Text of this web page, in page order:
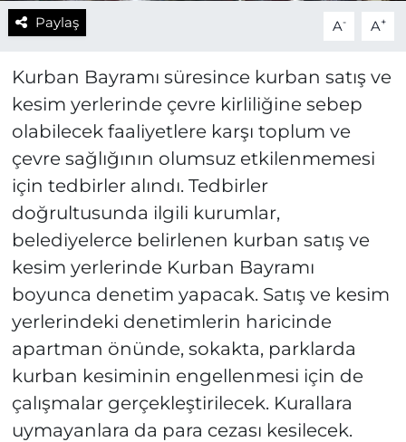
Paylaş A- A+
Kurban Bayramı süresince kurban satış ve
kesim yerlerinde çevre kirliliğine sebep
olabilecek faaliyetlere karşı toplum ve
çevre sağlığının olumsuz etkilenmemesi
için tedbirler alındı. Tedbirler
doğrultusunda ilgili kurumlar,
belediyelerce belirlenen kurban satış ve
kesim yerlerinde Kurban Bayramı
boyunca denetim yapacak. Satış ve kesim
yerlerindeki denetimlerin haricinde
apartman önünde, sokakta, parklarda
kurban kesiminin engellenmesi için de
çalışmalar gerçekleştirilecek. Kurallara
uymayanlara da para cezası kesilecek.